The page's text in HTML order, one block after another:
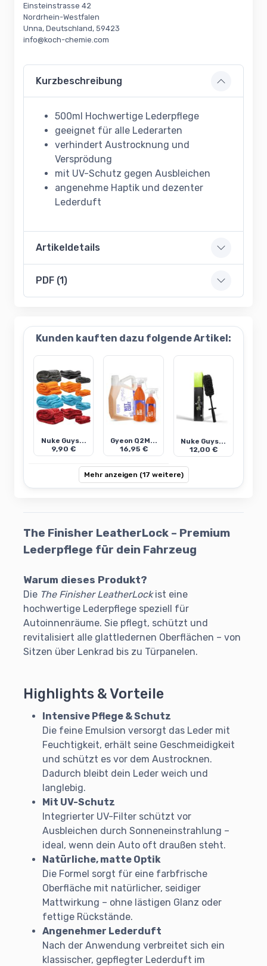
Einsteinstrasse 42
Nordrhein-Westfalen
Unna, Deutschland, 59423
info@koch-chemie.com
Kurzbeschreibung
500ml Hochwertige Lederpflege
geeignet für alle Lederarten
verhindert Austrocknung und
Versprödung
mit UV-Schutz gegen Ausbleichen
angenehme Haptik und dezenter
Lederduft
Artikeldetails
PDF (1)
Kunden kauften dazu folgende Artikel:
Nuke Guys...
9,90 €
Gyeon Q2M...
16,95 €
Nuke Guys...
12,00 €
Mehr anzeigen (17 weitere)
The Finisher LeatherLock – Premium
Lederpflege für dein Fahrzeug
Warum dieses Produkt?
Die The Finisher LeatherLockist eine
hochwertige Lederpflege speziell für
Autoinnenräume. Sie pflegt, schützt und
revitalisiert alle glattledernen Oberflächen – von
Sitzen über Lenkrad bis zu Türpanelen.
Highlights & Vorteile
Intensive Pflege & Schutz
Die feine Emulsion versorgt das Leder mit
Feuchtigkeit, erhält seine Geschmeidigkeit
und schützt es vor dem Austrocknen.
Dadurch bleibt dein Leder weich und
langlebig.
Mit UV-Schutz
Integrierter UV-Filter schützt vor
Ausbleichen durch Sonneneinstrahlung –
ideal, wenn dein Auto oft draußen steht.
Natürliche, matte Optik
Die Formel sorgt für eine farbfrische
Oberfläche mit natürlicher, seidiger
Mattwirkung – ohne lästigen Glanz oder
fettige Rückstände.
Angenehmer Lederduft
Nach der Anwendung verbreitet sich ein
klassischer, gepflegter Lederduft im